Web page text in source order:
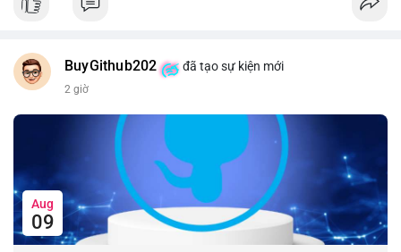
BuyGithub202 đã tạo sự kiện mới
2 giờ
Aug
09